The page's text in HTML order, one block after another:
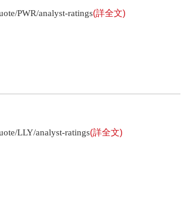
PWR/analyst-ratings(詳全文)
LLY/analyst-ratings(詳全文)